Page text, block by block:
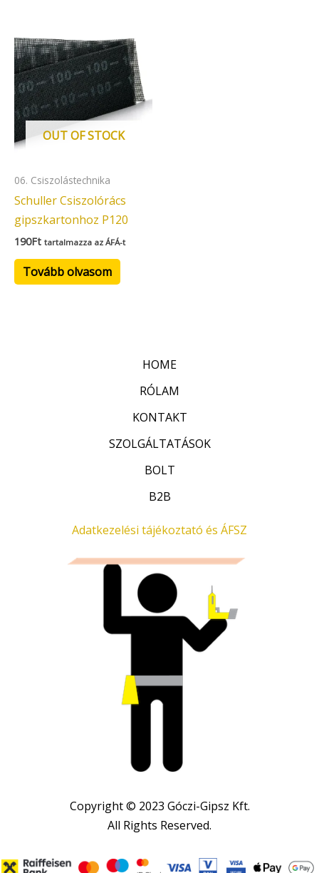
OUT OF STOCK
06. Csiszolástechnika
Schuller Csiszolórács
gipszkartonhoz P120
190Ft tartalmazza az ÁFÁ-t
Tovább olvasom
HOME
RÓLAM
KONTAKT
SZOLGÁLTATÁSOK
BOLT
B2B
Adatkezelési tájékoztató és ÁFSZ
Copyright © 2023 Góczi-Gipsz Kft.
All Rights Reserved.